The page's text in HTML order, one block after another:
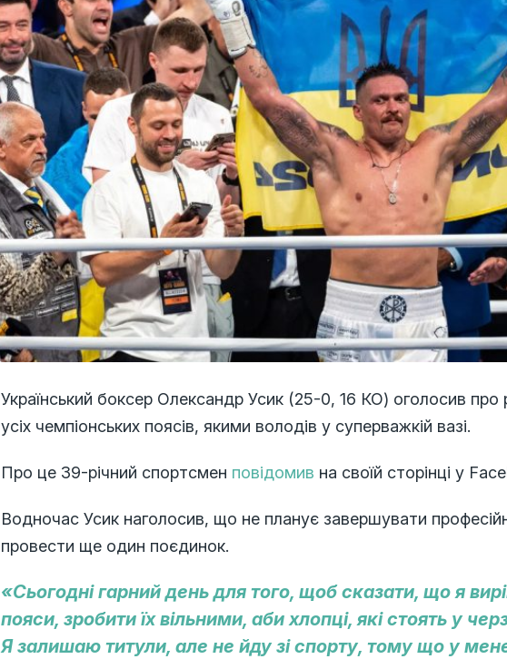
Український боксер Олександр Усик (25-0, 16 КО) оголосив про
усіх чемпіонських поясів, якими володів у суперважкій вазі.
Про це 39-річний спортсмен повідомив на своїй сторінці у
Водночас Усик наголосив, що не планує завершувати
провести ще один поєдинок.
«Сьогодні гарний день для того, щоб сказати, що я
пояси, зробити їх вільними, аби хлопці, які стоять у
Я залишаю титули, але не йду зі спорту, тому що у